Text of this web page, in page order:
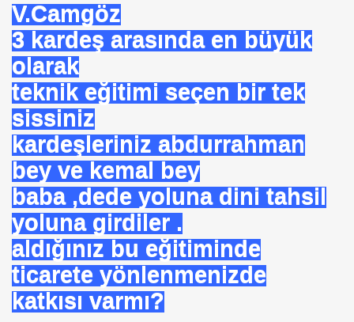
V.Camgöz
3 kardeş arasında en büyük
olarak
teknik eğitimi seçen bir tek
sissiniz
kardeşleriniz abdurrahman
bey ve kemal bey
baba ,dede yoluna dini tahsil
yoluna girdiler .
aldığınız bu eğitiminde
ticarete yönlenmenizde
katkısı varmı?
KARIŞIMI
ALPER TAN
Yola Çıkan Islamcılar Şimdi Yokolışlarının Hikayesini
Makinası
MÜSLÜMAN KAZANIR